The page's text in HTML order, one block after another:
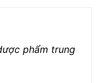
phẩm trung